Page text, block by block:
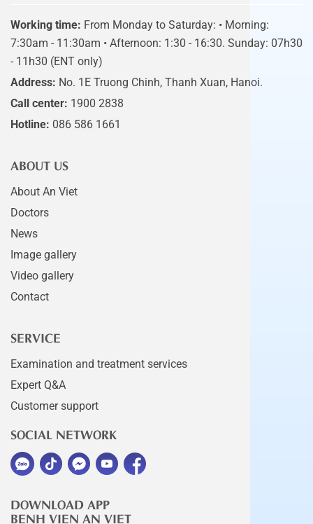
Working time: From Monday to Saturday: • Morning:
7:30am - 11:30am • Afternoon: 1:30 - 16:30. Sunday: 07h30
- 11h30 (ENT only)
Address: No. 1E Truong Chinh, Thanh Xuan, Hanoi.
Call center: 1900 2838
Hotline: 086 586 1661
ABOUT US
About An Viet
Doctors
News
Image gallery
Video gallery
Contact
SERVICE
Examination and treatment services
Expert Q&A
Customer support
SOCIAL NETWORK
DOWNLOAD APP
BENH VIEN AN VIET